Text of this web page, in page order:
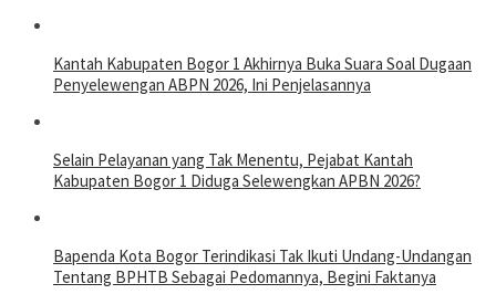
Kantah Kabupaten Bogor 1 Akhirnya Buka Suara Soal Dugaan
Penyelewengan ABPN 2026, Ini Penjelasannya
Selain Pelayanan yang Tak Menentu, Pejabat Kantah
Kabupaten Bogor 1 Diduga Selewengkan APBN 2026?
Bapenda Kota Bogor Terindikasi Tak Ikuti Undang-Undangan
Tentang BPHTB Sebagai Pedomannya, Begini Faktanya